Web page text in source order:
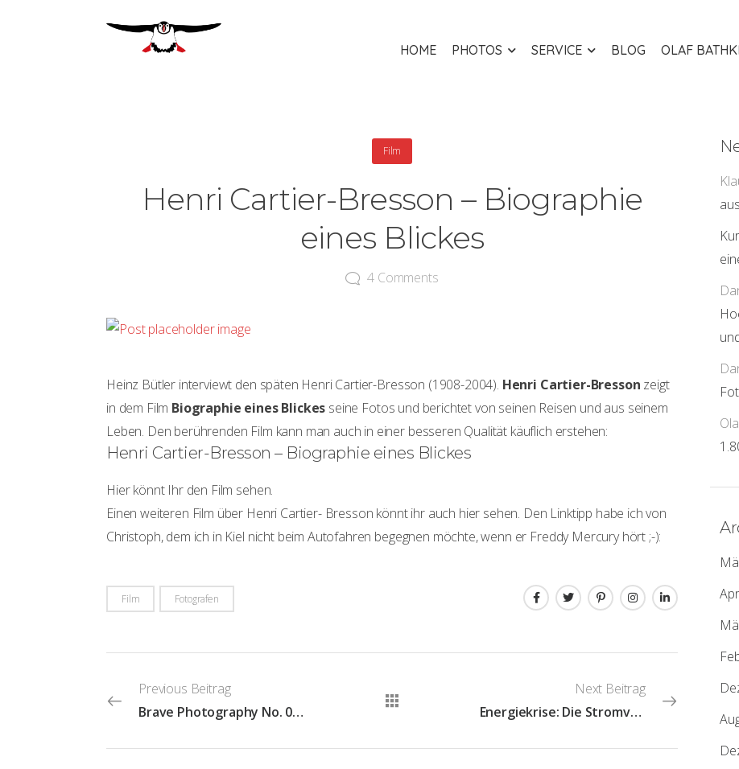
HOME PHOTOS SERVICE BLOG OLAF
Film
Henri Cartier-Bresson – Biographie
eines Blickes
4 Comments
Heinz Bütler interviewt den späten Henri Cartier-Bresson (1908-2004). Henri Cartier-Bresson zeigt
in dem Film Biographie eines Blickes seine Fotos und berichtet von seinen Reisen und aus seinem
Leben. Den berührenden Film kann man auch in einer besseren Qualität käuflich erstehen:
Henri Cartier-Bresson – Biographie eines Blickes
Hier könnt Ihr den Film sehen.
Einen weiteren Film über Henri Cartier- Bresson könnt ihr auch hier sehen. Den Linktipp habe ich von
Christoph, dem ich in Kiel nicht beim Autofahren begegnen möchte, wenn er Freddy Mercury hört ;-):
Film Fotografen
Previous Beitrag
Brave Photography No. 008
Next Beitrag
Energiekrise: Die Stromversorgung von Systemblitzen mit der Hilfe von Akkus